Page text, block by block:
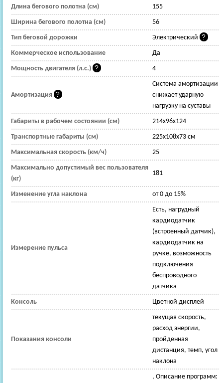
Длина бегового полотна (см) 155
Ширина бегового полотна (см) 56
Тип беговой дорожки Электрический
Коммерческое использование Да
Мощность двигателя (л.с.) 4
Амортизация
Cистема амортизации
снижает ударную
нагрузку на суставы
Габариты в рабочем состоянии (см) 214x96x124
Транспортные габариты (см) 225x108x73 см
Максимальная скорость (км/ч) 25
Максимально допустимый вес пользователя
(кг)
181
Изменение угла наклона от 0 до 15%
Измерение пульса
Есть, нагрудный
кардиодатчик
(встроенный датчик),
кардиодатчик на
ручке, возможность
подключения
беспроводного
датчика
Консоль Цветной дисплей
Показания консоли
текущая скорость,
расход энергии,
пройденная
дистанция, темп, угол
наклона
, Описание программ: